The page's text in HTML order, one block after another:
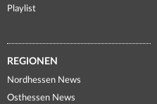
Playlist
REGIONEN
Nordhessen News
Osthessen News